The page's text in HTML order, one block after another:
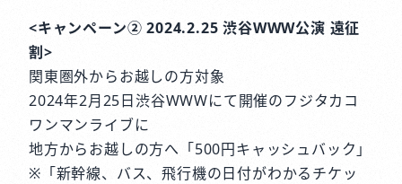
<キャンペーン② 2024.2.25 渋谷WWW公演 遠征
割>
関東圏外からお越しの方対象
2024年2月25日渋谷WWWにて開催のフジタカコ
ワンマンライブに
地方からお越しの方へ「500円キャッシュバック」
※「新幹線、バス、飛行機の日付がわかるチケッ